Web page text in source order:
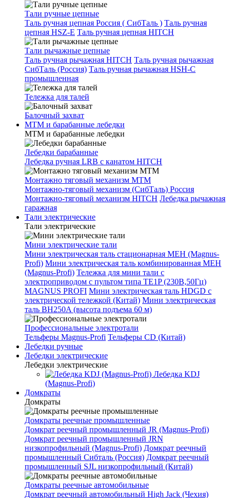
Тали ручные цепные
Таль ручная цепная Россия ( СибТаль ) Таль ручная
цепная HSZ-E Таль ручная цепная HITCH
Тали рычажные цепные
Таль ручная рычажная HITCH Таль ручная рычажная
СибТаль (Россия) Таль ручная рычажная HSH-C
промышленная
Тележка для талей
Балочный захват
МТМ и барабанные лебедки
МТМ и барабанные лебедки
Лебедки барабанные
Лебедка ручная LRB с канатом HITCH
Монтажно тяговый механизм МТМ
Монтажно-тяговый механизм (СибТаль) Россия
Монтажно-тяговый механизм HITCH Лебедка рычажная
гаражная
Тали электрические
Тали электрические
Мини электрические тали
Мини электрическая таль стационарная МЕН (Magnus-
Profi) Мини электрическая таль комбинированная МЕН
(Magnus-Profi) Тележка для мини тали с
электроприводом с пультом типа TE1P (230В,50Гц)
MAGNUS PROFI Мини электрическая таль HDGD с
электрической тележкой (Китай) Мини электрическая
таль BH250A (высота подъема 60 м)
Профессиональные электротали
Тельферы Magnus-Profi Тельферы CD (Китай)
Лебедки ручные
Лебедки электрические
Лебедки электрические
Лебедка KDJ
(Magnus-Profi)
Домкраты
Домкраты
Домкраты реечные промышленные
Домкрат реечный промышленный JR (Magnus-Profi)
Домкрат реечный промышленный JRN
низкопрофильный (Magnus-Profi) Домкрат реечный
промышленный Сибталь (Россия) Домкрат реечный
промышленный SJL низкопрофильный (Китай)
Домкраты реечные автомобильные
Домкрат реечный автомобильный High Jack (Чехия)